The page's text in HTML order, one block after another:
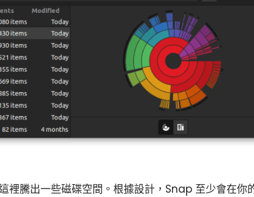
裡騰出一些磁碟空間。根據設計，Snap 至少會在你
小白觀察：Let&apos;s Encrpt 正更開放的分散式